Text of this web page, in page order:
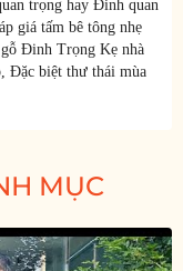
trọng hay Đinh quan
giá tấm bê tông nhẹ
Đinh Trọng Kẹ nhà
Đặc biệt thư thái mùa
MỤC